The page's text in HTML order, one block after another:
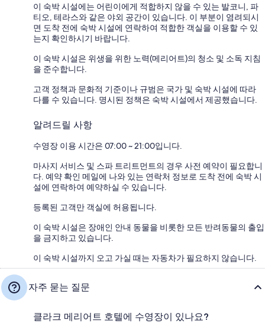
이 숙박 시설에는 어린이에게 적합하지 않을 수 있는 발코니, 파
티오, 테라스와 같은 야외 공간이 있습니다. 이 부분이 염려되시
면 도착 전에 숙박 시설에 연락하여 적합한 객실을 이용할 수 있
는지 확인하시기 바랍니다.
이 숙박 시설은 위생을 위한 노력(메리어트)의 청소 및 소독 지침
을 준수합니다.
고객 정책과 문화적 기준이나 규범은 국가 및 숙박 시설에 따라
다를 수 있습니다. 명시된 정책은 숙박 시설에서 제공했습니다.
알려드릴 사항
수영장 이용 시간은 07:00 ~ 21:00입니다.
마사지 서비스 및 스파 트리트먼트의 경우 사전 예약이 필요합니
다. 예약 확인 메일에 나와 있는 연락처 정보로 도착 전에 숙박 시
설에 연락하여 예약하실 수 있습니다.
등록된 고객만 객실에 허용됩니다.
이 숙박 시설은 장애인 안내 동물을 비롯한 모든 반려동물의 출입
을 금지하고 있습니다.
이 숙박 시설까지 오고 가실 때는 자동차가 필요하지 않습니다.
자주 묻는 질문
클라크 메리어트 호텔에 수영장이 있나요?